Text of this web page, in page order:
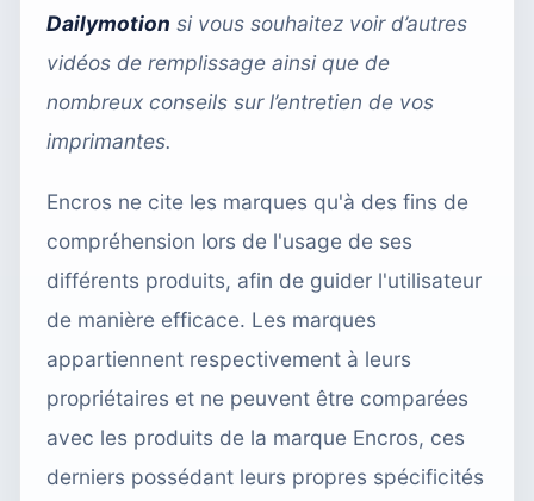
Dailymotion si vous souhaitez voir d’autres
vidéos de remplissage ainsi que de
nombreux conseils sur l’entretien de vos
imprimantes.
Encros ne cite les marques qu'à des fins de
compréhension lors de l'usage de ses
différents produits, afin de guider l'utilisateur
de manière efficace. Les marques
appartiennent respectivement à leurs
propriétaires et ne peuvent être comparées
avec les produits de la marque Encros, ces
derniers possédant leurs propres spécificités